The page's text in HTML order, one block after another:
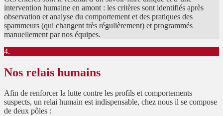
intervention humaine en amont : les critères sont identifiés après
observation et analyse du comportement et des pratiques des
spammeurs (qui changent très régulièrement) et programmés
manuellement par nos équipes.
4.
Nos relais humains
Afin de renforcer la lutte contre les profils et comportements
suspects, un relai humain est indispensable, chez nous il se compose
de deux pôles :